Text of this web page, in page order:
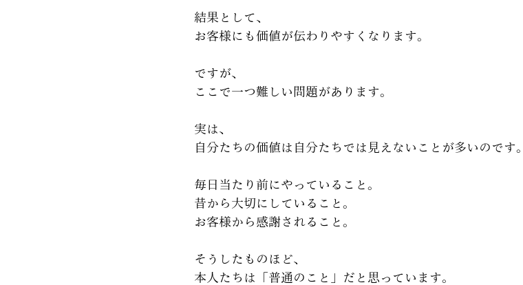
結果として、
お客様にも価値が伝わりやすくなります。
ですが、
ここで一つ難しい問題があります。
実は、
自分たちの価値は自分たちでは見えないことが多いのです。
毎日当たり前にやっていること。
昔から大切にしていること。
お客様から感謝されること。
そうしたものほど、
本人たちは「普通のこと」だと思っています。